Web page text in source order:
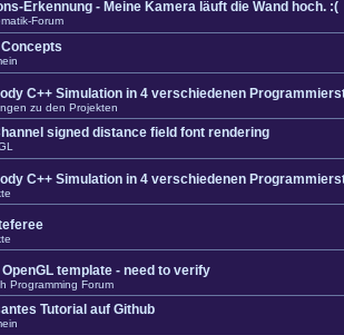
Erkennung - Meine Kamera läuft die Wand hoch. :(
Forum
C++ Simulation in 4 verschiedenen
zu den Projekten
signed distance field font rendering
C++ Simulation in 4 verschiedenen
OpenGL template - need to verify
Programming Forum
Tutorial auf Github